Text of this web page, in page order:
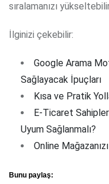
sıralamanızı
İlginizi çekebilir:
Google Arama
Sağlayacak İpuçları
Kısa ve Pratik
E-Ticaret
Uyum Sağlanmalı?
Online
Bunu paylaş: